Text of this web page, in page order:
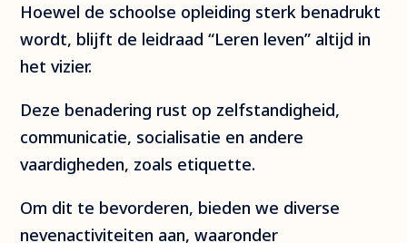
Hoewel de schoolse opleiding sterk benadrukt
wordt, blijft de leidraad “Leren leven” altijd in
het vizier.
Deze benadering rust op zelfstandigheid,
communicatie, socialisatie en andere
vaardigheden, zoals etiquette.
Om dit te bevorderen, bieden we diverse
nevenactiviteiten aan, waaronder